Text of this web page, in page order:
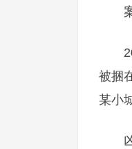
被捆
某小